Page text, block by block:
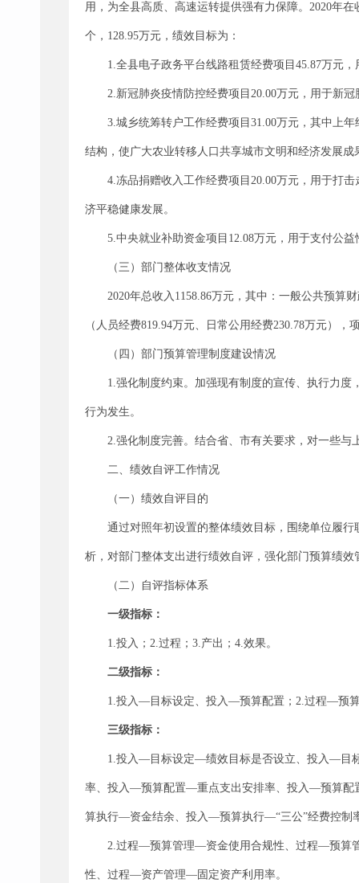
用，为全县高质、高速运转提供强有力保障。2020年
个，128.95万元，绩效目标为：
1.全县电子政务平台线路租赁经费项目45.87万元
2.新冠肺炎疫情防控经费项目20.00万元，用于新
3.城乡统筹转户工作经费项目31.00万元，其中上
结构，使广大农业转移人口共享城市文明和经济发展
4.冻品捐赠收入工作经费项目20.00万元，用于打
济平稳健康发展。
5.中央就业补助资金项目12.08万元，用于支付公
（三）部门整体收支情况
2020年总收入1158.86万元，其中：一般公共预算
（人员经费819.94万元、日常公用经费230.78万元）
（四）部门预算管理制度建设情况
1.强化制度约束。加强现有制度的宣传、执行力
行为发生。
2.强化制度完善。结合省、市有关要求，对一些
二、绩效自评工作情况
（一）绩效自评目的
通过对照年初设置的整体绩效目标，围绕单位履
析，对部门整体支出进行绩效自评，强化部门预算绩
（二）自评指标体系
一级指标：
1.投入；2.过程；3.产出；4.效果。
二级指标：
1.投入—目标设定、投入—预算配置；2.过程—预
三级指标：
1.投入—目标设定—绩效目标是否设立、投入—目
率、投入—预算配置—重点支出安排率、投入—预算
算执行—资金结余、投入—预算执行—“三公”经费控
2.过程—预算管理—资金使用合规性、过程—预算
性、过程—资产管理—固定资产利用率。